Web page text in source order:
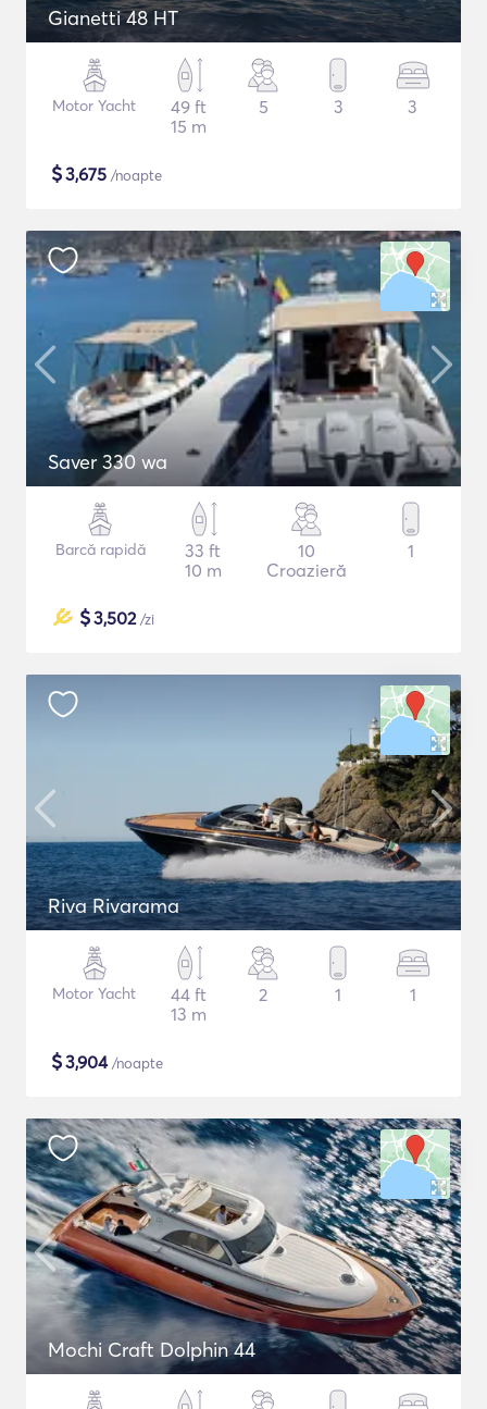
Gianetti 48 HT
Motor Yacht
49 ft
15 m
5 3 3
$3,675 /noapte
Saver 330 wa
Barcă rapidă
33 ft
10 m
10
Croazieră
1
$3,502/zi
Riva Rivarama
Motor Yacht
44 ft
13 m
2 1 1
$3,904/noapte
Mochi Craft Dolphin 44